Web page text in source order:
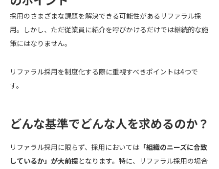
採用のさまざまな課題を解決できる可能性があるリファラル採
用。しかし、ただ従業員に紹介を呼びかけるだけでは継続的な施
策にはなりません。
リファラル採用を制度化する際に重視すべきポイントは4つで
す。
どんな基準でどんな人を求めるのか？
リファラル採用に限らず、採用においては 「組織のニーズに合致
しているか」が大前提となります。特に、リファラル採用の場合